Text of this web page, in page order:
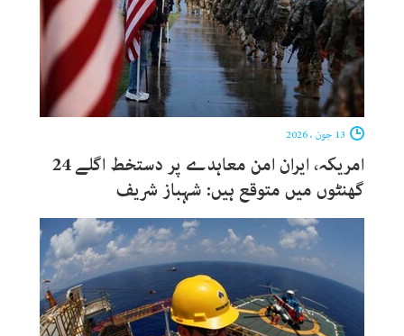
امریکہ، ایران امن معاہدے پر دستخط اگلے 24
گھنٹوں میں متوقع ہیں: شہباز شریف